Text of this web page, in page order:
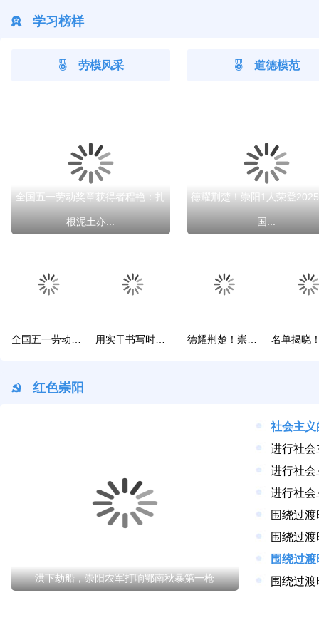
学习榜样
劳模风采
全国五一劳动奖章获得者程艳：扎
根泥土亦...
全国五一劳动奖章获得者程艳：扎根泥土亦芳香 用实干书写时代担当！咸宁三人荣膺全国劳动模范和先进工作者
道德模范
德耀荆楚！崇阳1人荣登
国...
德耀荆楚！崇阳1人荣登2025年“中国好人榜”
红色崇阳
洪下劫船，崇阳农军打响鄂南秋暴第一枪
进行社会
进行社会
进行社会
围绕过